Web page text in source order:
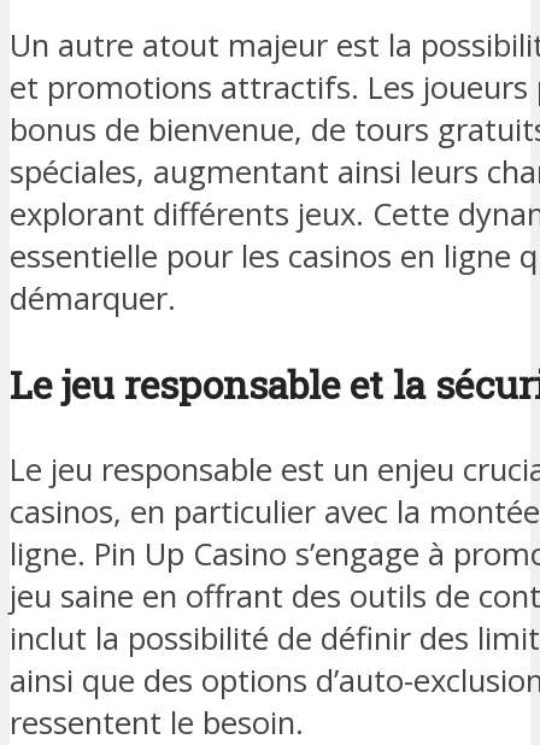
Un autre atout majeur est la
et promotions attractifs. Les
bonus de bienvenue, de tours
spéciales, augmentant ainsi leurs
explorant différents jeux. Cette
essentielle pour les casinos en ligne
démarquer.
Le jeu responsable et la
Le jeu responsable est un enjeu
casinos, en particulier avec la
ligne. Pin Up Casino s’engage à
jeu saine en offrant des outils de
inclut la possibilité de définir des
ainsi que des options d’auto-
ressentent le besoin.